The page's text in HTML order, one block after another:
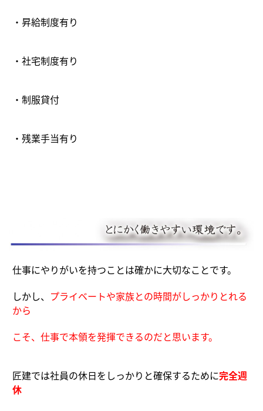
・昇給制度有り
・社宅制度有り
・制服貸付
・残業手当有り
仕事にやりがいを持つことは確かに大切なことです。
しかし、 プライベートや家族との時間がしっかりとれる
から
こそ、仕事で本領を発揮できるのだと思います。
匠建では社員の休日をしっかりと確保するために完全週
休